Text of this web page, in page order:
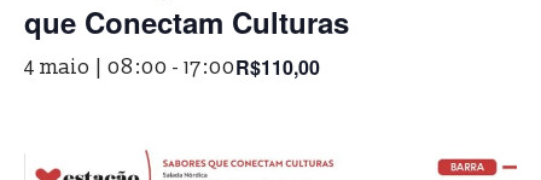
que Conectam Culturas
4 maio | 08:00 - 17:00R$110,00